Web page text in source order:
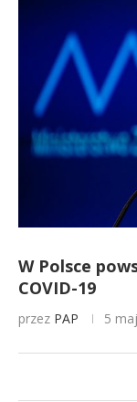
W Polsce
COVID-19
przez PAP 5